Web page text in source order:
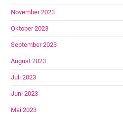
November 2023
Oktober 2023
September 2023
August 2023
Juli 2023
Juni 2023
Mai 2023